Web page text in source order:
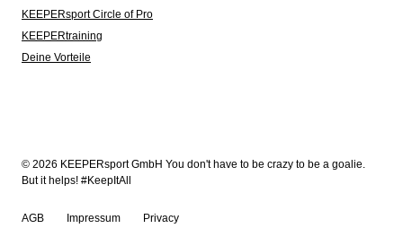
KEEPERsport Circle of Pro
KEEPERtraining
Deine Vorteile
© 2026 KEEPERsport GmbH You don't have to be crazy to be a goalie.
But it helps! #KeepItAll
AGB Impressum Privacy